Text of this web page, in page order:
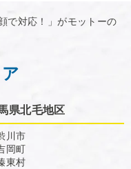
で対応！」がモットーの
県北毛地区
川市
岡町
東村